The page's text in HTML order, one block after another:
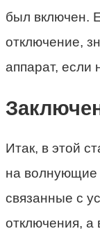
был включен.
отключение,
аппарат, если
Итак, в этой
на волнующие
связанные с
отключения, а